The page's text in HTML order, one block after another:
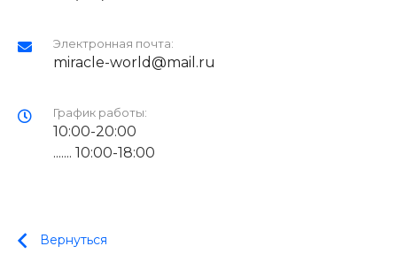
Электронная почта:
miracle-world@mail.ru
График работы:
10:00-20:00
....... 10:00-18:00
Вернуться